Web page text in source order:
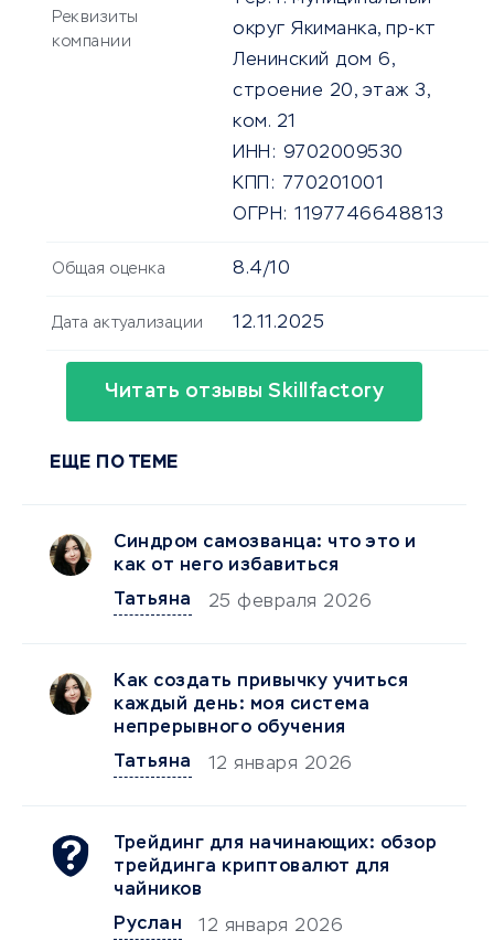
Реквизиты
компании
округ Якиманка, пр-кт
Ленинский дом 6,
строение 20, этаж 3,
ком. 21
ИНН: 9702009530
КПП:
770201001
ОГРН: 1197746648813
Общая оценка 8.4/10
Дата актуализации 12.11.2025
Читать отзывы Skillfactory
ЕЩЕ ПО ТЕМЕ
Синдром самозванца: что это и
как от него избавиться
Татьяна
25 февраля 2026
Как создать привычку учиться
каждый день: моя система
непрерывного обучения
Татьяна
12 января 2026
Трейдинг для начинающих: обзор
трейдинга криптовалют для
чайников
Руслан
12 января 2026